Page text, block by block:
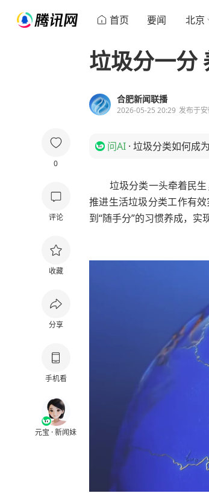
首页 要闻 北京
0
评论
收藏
分享
手机看
元宝 · 新闻妹
垃圾分一分
合肥新闻联播
2026-05-25 20:29 发布于
问AI · 垃圾分类如何成
垃圾分类一头牵着民
推进生活垃圾分类工作有
到“随手分”的习惯养成，实